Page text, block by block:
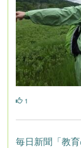
1
毎日新聞「教